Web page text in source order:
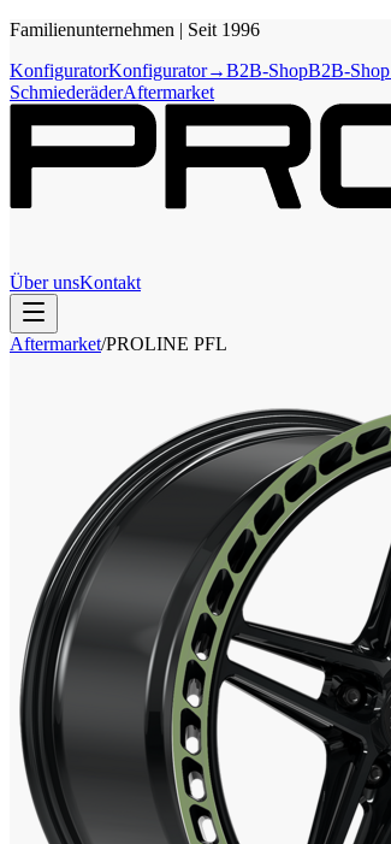
Familienunternehmen | Seit 1996
KonfiguratorKonfigurator→B2B-ShopB2B-Shop
SchmiederäderAftermarket
Über unsKontakt
Aftermarket/PROLINE PFL